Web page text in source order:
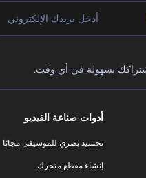
بسهولة في أي وقت.
أدوات صناعة الفيديو
تجسيد بصري للموسيقى مجانًا
إنشاء مقطع متحرك